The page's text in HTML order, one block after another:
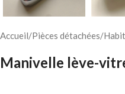
Accueil/Pièces détachées/
Manivelle lève-